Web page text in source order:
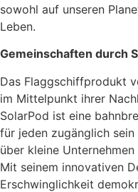
sowohl auf unseren
Leben.
Gemeinschaften durch
Das Flaggschiffprodukt
im Mittelpunkt ihrer
SolarPod ist eine
für jeden zugänglich
über kleine
Mit seinem innovativen
Erschwinglichkeit